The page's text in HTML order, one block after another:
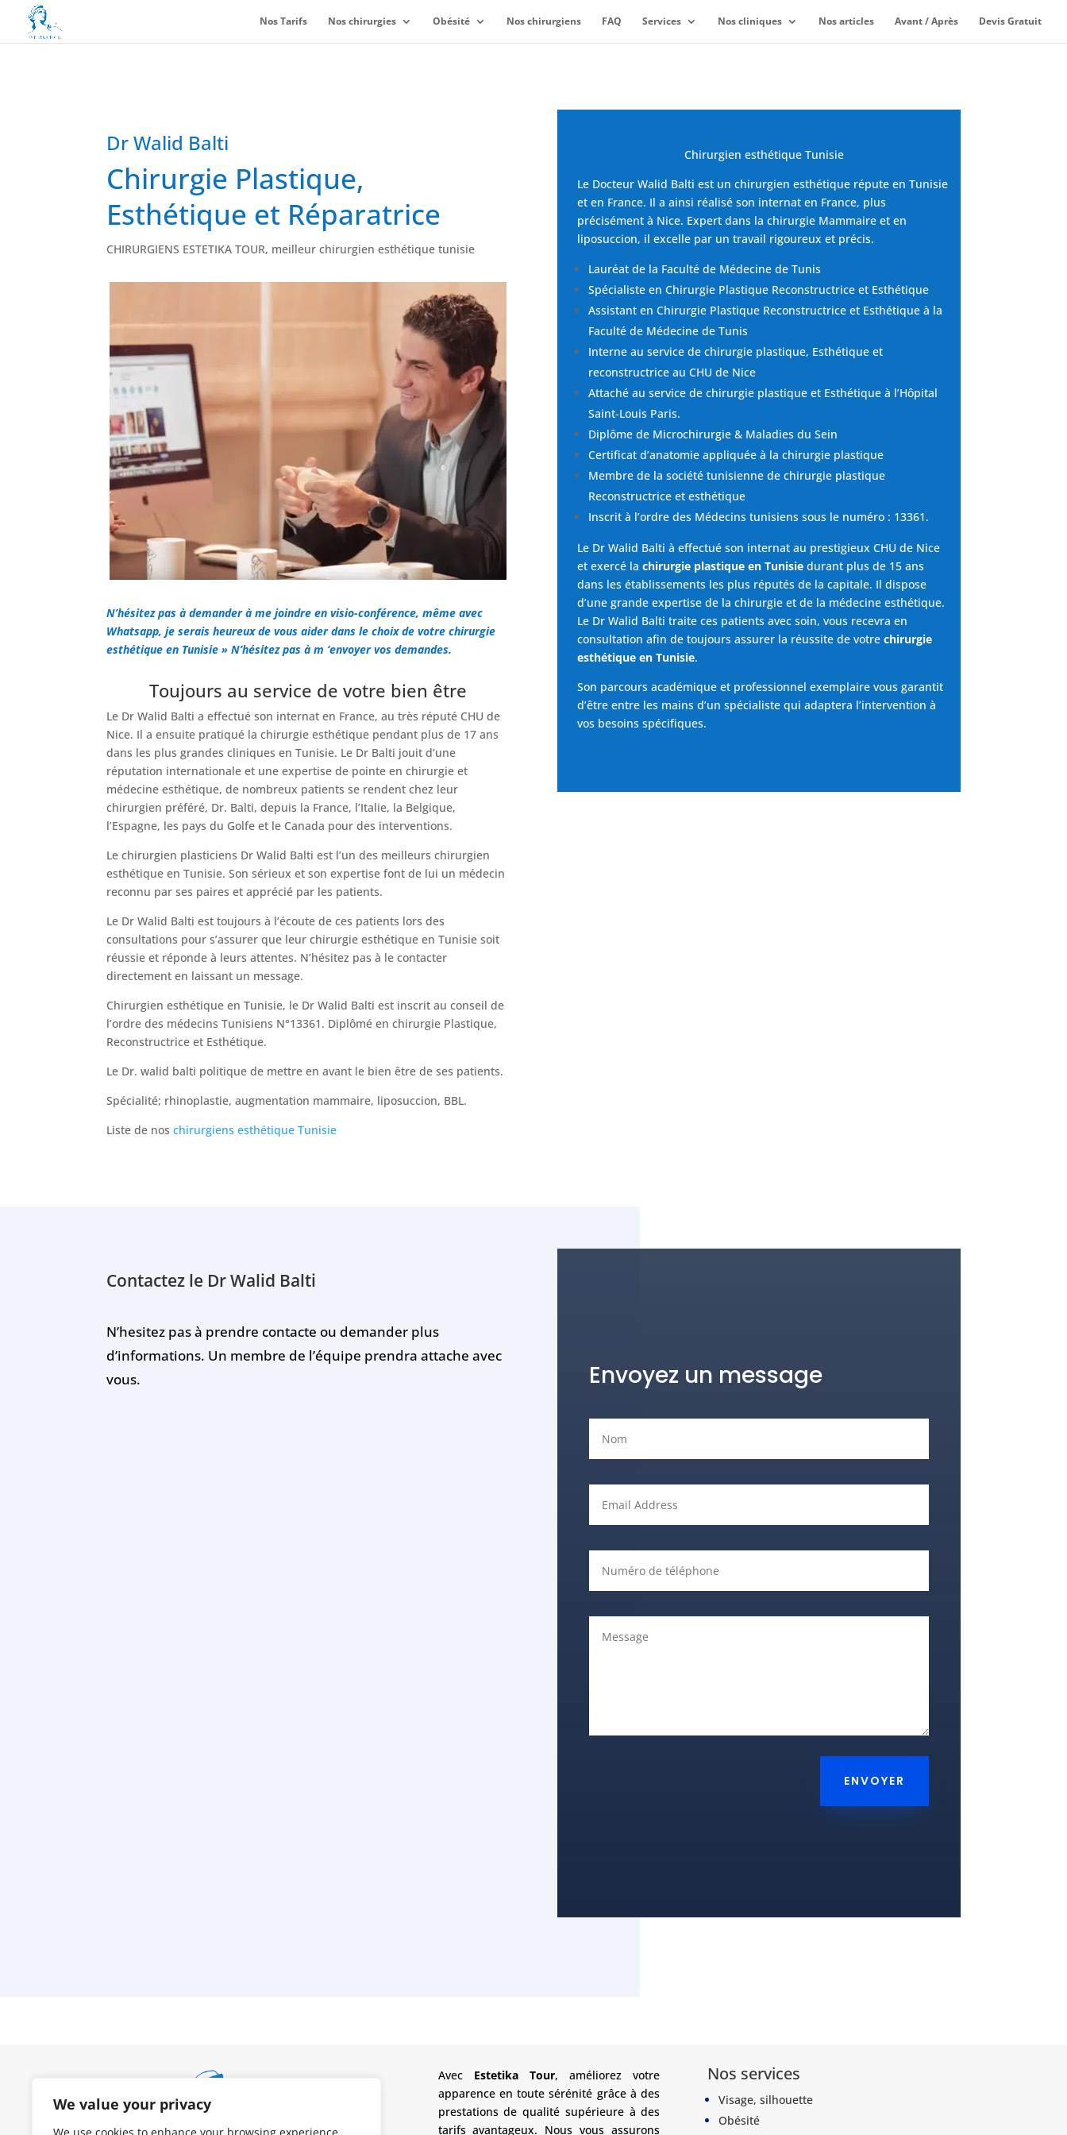
We value your privacy
Nos Tarifs Nos chirurgies Obésité Nos chirurgiens FAQ Services Nos cliniques Nos articles Avant / Après Devis Gratuit
Dr Walid Balti
Chirurgie Plastique,
Esthétique et Réparatrice
CHIRURGIENS ESTETIKA TOUR, meilleur chirurgien esthétique tunisie
N’hésitez pas à demander à me joindre en visio-conférence, même avec
Whatsapp, je serais heureux de vous aider dans le choix de votre chirurgie
esthétique en Tunisie » N’hésitez pas à m ‘envoyer vos demandes.
Toujours au service de votre bien être
Le Dr Walid Balti a effectué son internat en France, au très réputé CHU de
Nice. Il a ensuite pratiqué la chirurgie esthétique pendant plus de 17 ans
dans les plus grandes cliniques en Tunisie. Le Dr Balti jouit d’une
réputation internationale et une expertise de pointe en chirurgie et
médecine esthétique, de nombreux patients se rendent chez leur
chirurgien préféré, Dr. Balti, depuis la France, l’Italie, la Belgique,
l’Espagne, les pays du Golfe et le Canada pour des interventions.
Le chirurgien plasticiens Dr Walid Balti est l’un des meilleurs chirurgien
esthétique en Tunisie. Son sérieux et son expertise font de lui un médecin
reconnu par ses paires et apprécié par les patients.
Le Dr Walid Balti est toujours à l’écoute de ces patients lors des
consultations pour s’assurer que leur chirurgie esthétique en Tunisie soit
réussie et réponde à leurs attentes. N’hésitez pas à le contacter
directement en laissant un message.
Chirurgien esthétique en Tunisie, le Dr Walid Balti est inscrit au conseil de
l’ordre des médecins Tunisiens N°13361. Diplômé en chirurgie Plastique,
Reconstructrice et Esthétique.
Le Dr. walid balti politique de mettre en avant le bien être de ses patients.
Spécialité; rhinoplastie, augmentation mammaire, liposuccion, BBL.
Liste de noschirurgiens esthétique Tunisie
Chirurgien esthétique Tunisie
Le Docteur Walid Balti est un chirurgien esthétique répute en Tunisie
et en France. Il a ainsi réalisé son internat en France, plus
précisément à Nice. Expert dans la chirurgie Mammaire et en
liposuccion, il excelle par un travail rigoureux et précis.
Lauréat de la Faculté de Médecine de Tunis
Spécialiste en Chirurgie Plastique Reconstructrice et Esthétique
Assistant en Chirurgie Plastique Reconstructrice et Esthétique à la
Faculté de Médecine de Tunis
Interne au service de chirurgie plastique, Esthétique et
reconstructrice au CHU de Nice
Attaché au service de chirurgie plastique et Esthétique à l’Hôpital
Saint-Louis Paris.
Diplôme de Microchirurgie & Maladies du Sein
Certificat d’anatomie appliquée à la chirurgie plastique
Membre de la société tunisienne de chirurgie plastique
Reconstructrice et esthétique
Inscrit à l’ordre des Médecins tunisiens sous le numéro : 13361.
Le Dr Walid Balti à effectué son internat au prestigieux CHU de Nice
et exercé la chirurgie plastique en Tunisiedurant plus de 15 ans
dans les établissements les plus réputés de la capitale. Il dispose
d’une grande expertise de la chirurgie et de la médecine esthétique.
Le Dr Walid Balti traite ces patients avec soin, vous recevra en
consultation afin de toujours assurer la réussite de votre chirurgie
esthétique en Tunisie.
Son parcours académique et professionnel exemplaire vous garantit
d’être entre les mains d’un spécialiste qui adaptera l’intervention à
vos besoins spécifiques.
Contactez le Dr Walid Balti
N’hesitez pas à prendre contacte ou demander plus
d’informations. Un membre de l’équipe prendra attache avec
vous.
Envoyez un message
ENVOYER
Avec Estetika Tour, améliorez votre
apparence en toute sérénité grâce à des
prestations de qualité supérieure à des
tarifs avantageux. Nous vous assurons
Nos services
Visage, silhouette
Obésité